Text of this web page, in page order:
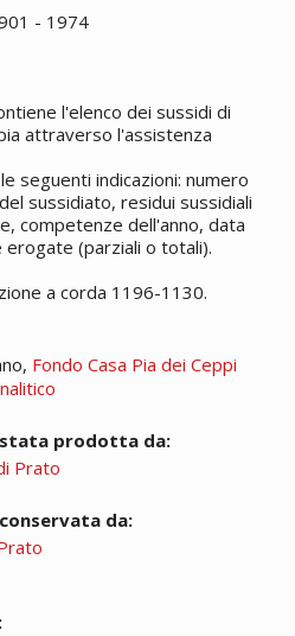
- 1974
l'elenco dei sussidi di
attraverso l'assistenza
seguenti indicazioni: numero
sussidiato, residui sussidiali
competenze dell'anno, data
(parziali o totali).
a corda 1196-1130.
Fondo Casa Pia dei Ceppi
stata prodotta da:
Prato
da: